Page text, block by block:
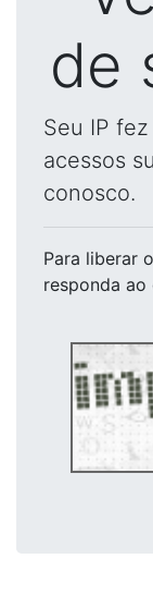
de
Seu IP
acessos
conosco.
Para liberar
responda